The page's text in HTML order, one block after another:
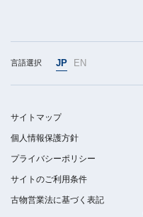
言語選択 JP EN
サイトマップ
個人情報保護方針
プライバシーポリシー
サイトのご利用条件
古物営業法に基づく表記